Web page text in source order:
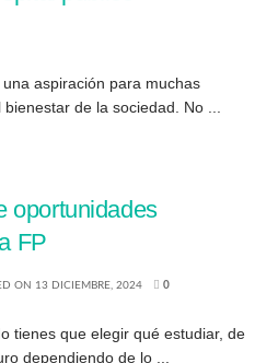
aspiración para muchas
de la sociedad. No ...
oportunidades
FP
ON 13 DICIEMBRE, 2024 0
tienes que elegir qué estudiar, de
dependiendo de lo ...